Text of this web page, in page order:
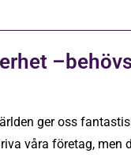
ger oss
våra företag, men